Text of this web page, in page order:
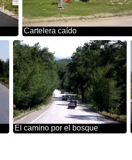
Cartelera caído
El camino por el bosque